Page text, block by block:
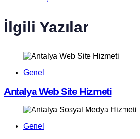
İlgili Yazılar
Genel
Antalya Web Site Hizmeti
Genel